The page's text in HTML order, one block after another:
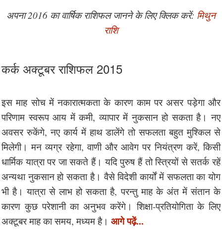
अपना 2016 का वार्षिक राशिफल जानने के लिए क्लिक करें: मिथुन
राशि
कर्क अक्टूबर राशिफल 2015
इस माह सोच में नकारात्मकता के कारण काम पर असर पड़ेगा और
परिणाम स्वरूप आय में कमी, व्यापार में नुकसान हो सकता है। नए
अवसर रुकेंगे, नए कार्य में हाथ डालेंगे तो सफलता बहुत मुश्किल से
मिलेगी। मन व्यग्र रहेगा, वाणी और आवेग पर नियंत्रण करें, किसी
धार्मिक यात्रा पर जा सकते हैं। यदि पुरुष हैं तो स्त्रियों से सतर्क रहें
अन्यथा नुकसान हो सकता है। वैसे विदेशी कार्यों में सफलता का योग
भी है। यात्रा से लाभ हो सकता है, परन्तु माह के अंत में संतान के
कारण कुछ परेशानी का अनुभव करेंगे। शिक्षा-प्रतियोगिता के लिए
अक्टूबर माह का समय, मध्यम है। आगे पढ़ें...